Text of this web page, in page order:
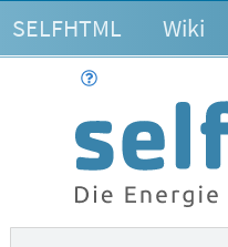
SELFHTML Wiki